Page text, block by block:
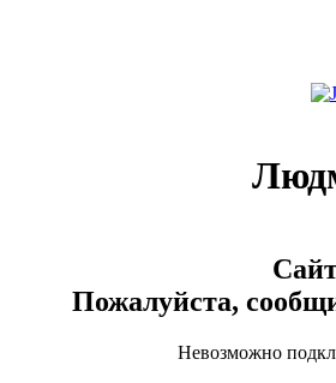
Пожалуйста,
Невозможно